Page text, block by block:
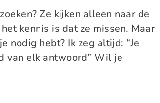
Ze kijken alleen naar de
kennis is dat ze missen. Maar
nodig hebt? Ik zeg altijd: “Je
van elk antwoord” Wil je